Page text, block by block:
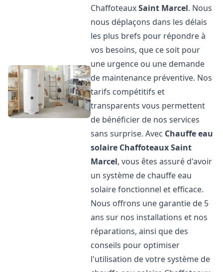
ChaffoteauxSaint Marcel. Nous
nous déplaçons dans les délais
les plus brefs pour répondre à
vos besoins, que ce soit pour
une urgence ou une demande
de maintenance préventive. Nos
tarifs compétitifs et
transparents vous permettent
de bénéficier de nos services
sans surprise. Avec Chauffe eau
solaire ChaffoteauxSaint
Marcel, vous êtes assuré d'avoir
un système de chauffe eau
solaire fonctionnel et efficace.
Nous offrons une garantie de 5
ans sur nos installations et nos
réparations, ainsi que des
conseils pour optimiser
l'utilisation de votre système de